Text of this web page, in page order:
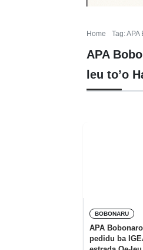
Home Tag:
APA
leu to’o
BOBONARU
APA
pedidu ba